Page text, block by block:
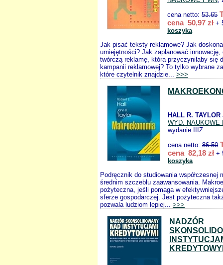
cena netto: 53.65
cena 50,97 zł +
koszyka
Jak pisać teksty reklamowe? Jak
umiejętności? Jak zaplanować innowację,
twórczą reklamę, która przyczyniłaby się
kampanii reklamowej? To tylko wybrane
które czytelnik znajdzie... >>>
HALL R. TAYLOR
WYD. NAUKOWE
wydanie IIIZ
cena netto: 86.50
cena 82,18 zł +
koszyka
Podręcznik do studiowania współczesnej
średnim szczeblu zaawansowania.
pożyteczna, jeśli pomaga w
sferze gospodarczej. Jest pożyteczna
pozwala ludziom lepiej... >>>
NADZÓR